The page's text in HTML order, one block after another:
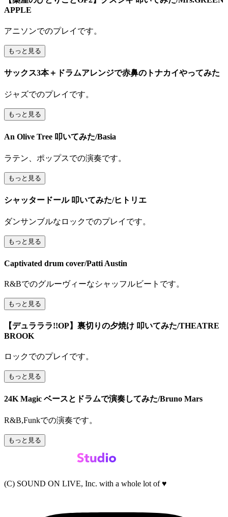
APPLE
アニソンでのプレイです。
もっと見る
サックス3本＋ドラムアレンジで赤鼻のトナカイやってみた
ジャズでのプレイです。
もっと見る
An Olive Tree 叩いてみた/Basia
ラテン、ポップスでの演奏です。
もっと見る
シャッタードール 叩いてみた/ヒトリエ
ダンサンブルなロックでのプレイです。
もっと見る
Captivated drum cover/Patti Austin
R&Bでのグルーヴィーなシャッフルビートです。
もっと見る
【デュラララ!!OP】裏切りの夕焼け 叩いてみた/THEATRE
BROOK
ロックでのプレイです。
もっと見る
24K Magic ベースとドラムで演奏してみた/Bruno Mars
R&B,Funkでの演奏です。
もっと見る
(C) SOUND ON LIVE, Inc. with a whole lot of ♥